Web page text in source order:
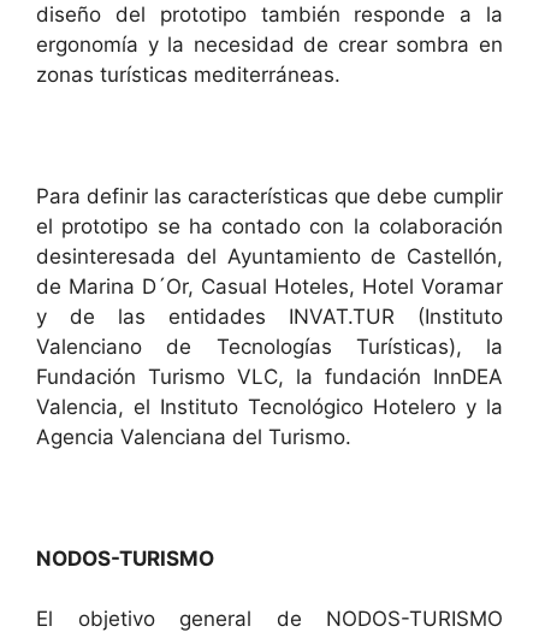
diseño del prototipo también responde a la
ergonomía y la necesidad de crear sombra en
zonas turísticas mediterráneas.
Para definir las características que debe cumplir
el prototipo se ha contado con la colaboración
desinteresada del Ayuntamiento de Castellón,
de Marina D´Or, Casual Hoteles, Hotel Voramar
y de las entidades INVAT.TUR (Instituto
Valenciano de Tecnologías Turísticas), la
Fundación Turismo VLC, la fundación InnDEA
Valencia, el Instituto Tecnológico Hotelero y la
Agencia Valenciana del Turismo.
NODOS-TURISMO
El objetivo general de NODOS-TURISMO